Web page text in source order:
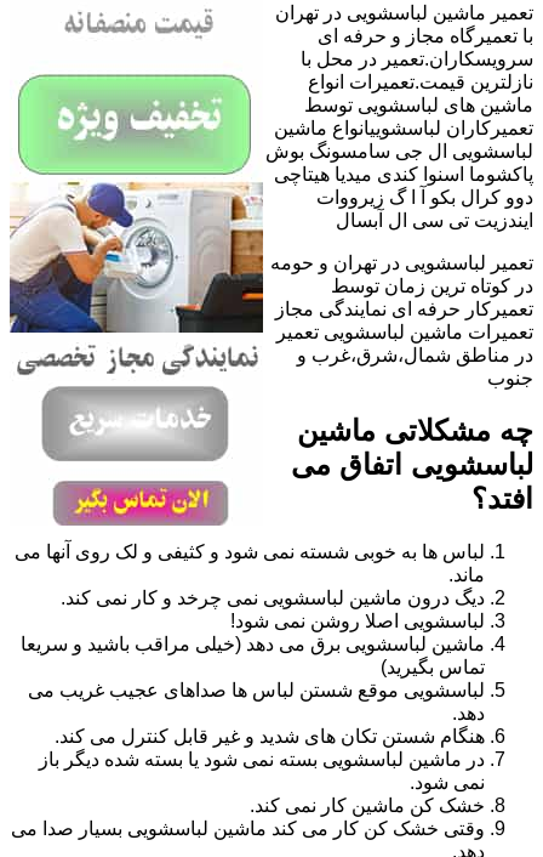
تعمیر ماشین لباسشویی در تهران
با تعمیرگاه مجاز و حرفه ای
سرویسکاران.تعمیر در محل با
نازلترین قیمت.تعمیرات انواع
ماشین های لباسشویی توسط
تعمیرکاران لباسشوییانواع ماشین
لباسشویی ال جی سامسونگ بوش
پاکشوما اسنوا کندی میدیا هیتاچی
دوو کرال بکو آ ا گ زیرووات
ایندزیت تی سی ال آبسال
تعمیر لباسشویی در تهران و حومه
در کوتاه ترین زمان توسط
تعمیرکار حرفه ای نمایندگی مجاز
تعمیرات ماشین لباسشویی تعمیر
در مناطق شمال،شرق،غرب و
جنوب
چه مشکلاتی ماشین
لباسشویی اتفاق می
افتد؟
لباس ها به خوبی شسته نمی شود و کثیفی و لک روی آنها می
ماند.
دیگ درون ماشین لباسشویی نمی چرخد و کار نمی کند.
لباسشویی اصلا روشن نمی شود!
ماشین لباسشویی برق می دهد (خیلی مراقب باشید و سریعا
تماس بگیرید)
لباسشویی موقع شستن لباس ها صداهای عجیب غریب می
دهد.
هنگام شستن تکان های شدید و غیر قابل کنترل می کند.
در ماشین لباسشویی بسته نمی شود یا بسته شده دیگر باز
نمی شود.
خشک کن ماشین کار نمی کند.
وقتی خشک کن کار می کند ماشین لباسشویی بسیار صدا می
دهد.